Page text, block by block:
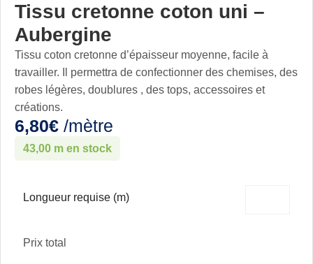
Tissu cretonne coton uni –
Aubergine
Tissu coton cretonne d’épaisseur moyenne, facile à
travailler. Il permettra de confectionner des chemises, des
robes légères, doublures , des tops, accessoires et
créations.
6,80€ /mètre
43,00 m en stock
Longueur requise (m)
Prix total